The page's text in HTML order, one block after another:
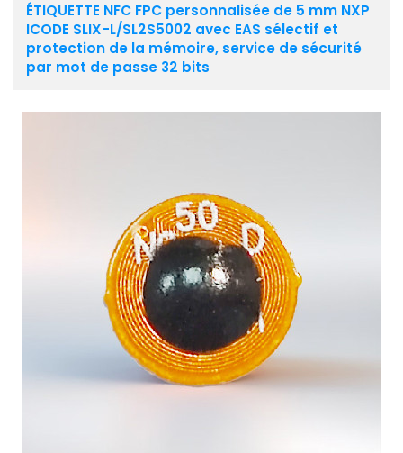
ÉTIQUETTE NFC FPC personnalisée de 5 mm NXP
ICODE SLIX-L/SL2S5002 avec EAS sélectif et
protection de la mémoire, service de sécurité
par mot de passe 32 bits